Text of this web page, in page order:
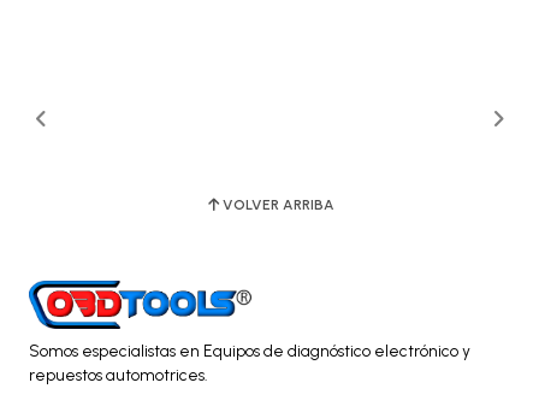
VOLVER ARRIBA
Somos especialistas en Equipos de diagnóstico electrónico y
repuestos automotrices.